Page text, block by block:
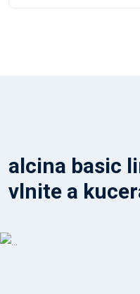
alcina basic
vlnite a